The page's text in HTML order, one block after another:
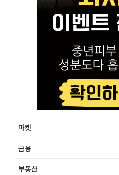
마켓
금융
부동산